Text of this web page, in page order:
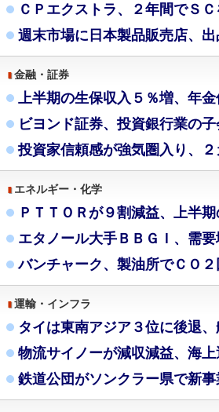
ＣＰエクストラ、２年間でＳ
週末市場に日本製品販売店、
金融・証券
上半期の生保収入５％増、年
ビヨンド証券、投資銀行業の
投資家信頼感が強気圏入り、
エネルギー・化学
ＰＴＴＯＲが９割減益、上半
エタノール大手ＢＢＧＩ、需
バンチャーク、製油所でＣＯ
運輸・インフラ
タイは東南アジア３位に後退
物流サイノーが減収減益、海上
鉄道公団がソンクラー県で新